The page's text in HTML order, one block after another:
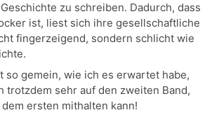
zu schreiben. Dadurch, dass
ist, liest sich ihre gesellschaftliche
fingerzeigend, sondern schlicht wie
so gemein, wie ich es erwartet habe,
trotzdem sehr auf den zweiten Band,
ersten mithalten kann!